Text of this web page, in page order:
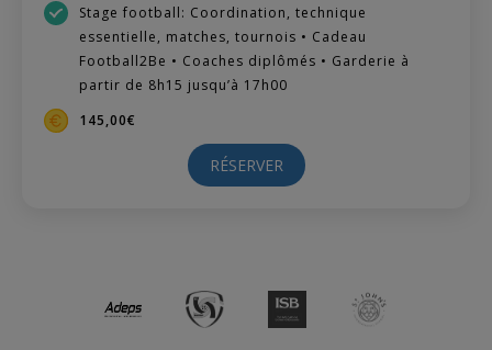
Stage football: Coordination, technique
essentielle, matches, tournois • Cadeau
Football2Be • Coaches diplômés • Garderie à
partir de 8h15 jusqu’à 17h00
145,00€
RÉSERVER